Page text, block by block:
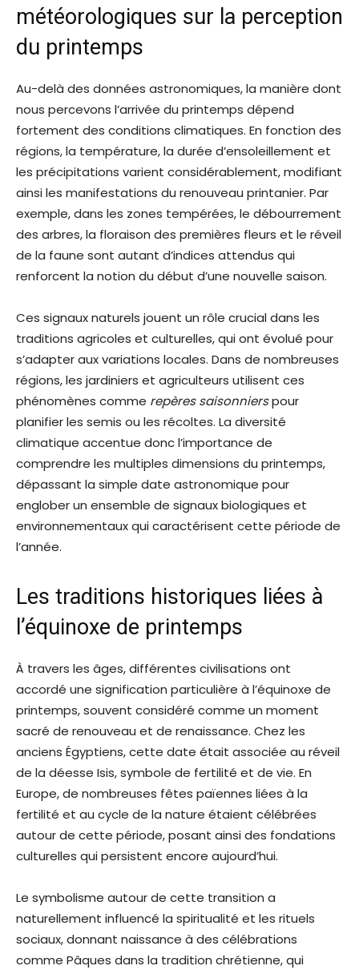
météorologiques sur la perception
du printemps
Au-delà des données astronomiques, la manière dont
nous percevons l’arrivée du printemps dépend
fortement des conditions climatiques. En fonction des
régions, la température, la durée d’ensoleillement et
les précipitations varient considérablement, modifiant
ainsi les manifestations du renouveau printanier. Par
exemple, dans les zones tempérées, le débourrement
des arbres, la floraison des premières fleurs et le réveil
de la faune sont autant d’indices attendus qui
renforcent la notion du début d’une nouvelle saison.
Ces signaux naturels jouent un rôle crucial dans les
traditions agricoles et culturelles, qui ont évolué pour
s’adapter aux variations locales. Dans de nombreuses
régions, les jardiniers et agriculteurs utilisent ces
phénomènes comme repères saisonnierspour
planifier les semis ou les récoltes. La diversité
climatique accentue donc l’importance de
comprendre les multiples dimensions du printemps,
dépassant la simple date astronomique pour
englober un ensemble de signaux biologiques et
environnementaux qui caractérisent cette période de
l’année.
Les traditions historiques liées à
l’équinoxe de printemps
À travers les âges, différentes civilisations ont
accordé une signification particulière à l’équinoxe de
printemps, souvent considéré comme un moment
sacré de renouveau et de renaissance. Chez les
anciens Égyptiens, cette date était associée au réveil
de la déesse Isis, symbole de fertilité et de vie. En
Europe, de nombreuses fêtes païennes liées à la
fertilité et au cycle de la nature étaient célébrées
autour de cette période, posant ainsi des fondations
culturelles qui persistent encore aujourd’hui.
Le symbolisme autour de cette transition a
naturellement influencé la spiritualité et les rituels
sociaux, donnant naissance à des célébrations
comme Pâques dans la tradition chrétienne, qui